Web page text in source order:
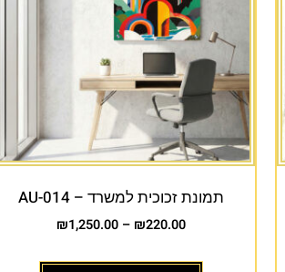
תמונת זכוכית למשרד – AU-014
₪220.00
–
₪1,250.00